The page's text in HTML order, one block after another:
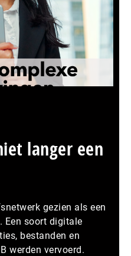
langer een
gezien als een
Een soort digitale
bestanden en
werden vervoerd.